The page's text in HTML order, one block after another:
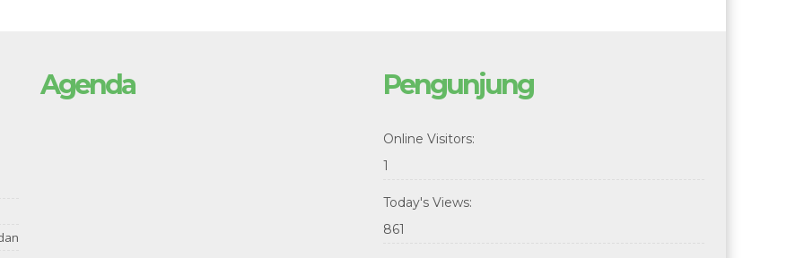
Agenda Pengunjung
Online Visitors:
1
Today's Views:
861